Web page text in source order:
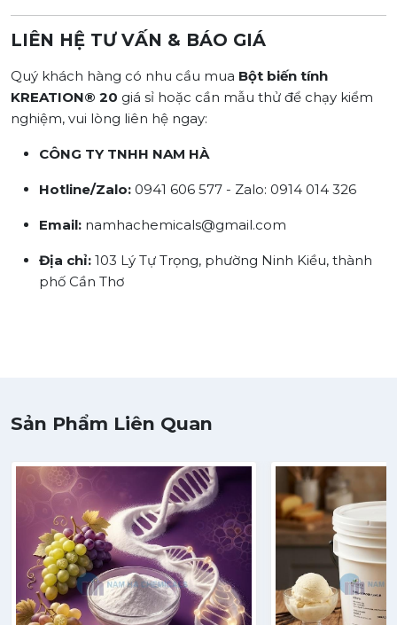
LIÊN HỆ TƯ VẤN & BÁO GIÁ
Quý khách hàng có nhu cầu mua Bột biến tính
KREATION® 20 giá sỉ hoặc cần mẫu thử để chạy kiểm
nghiệm, vui lòng liên hệ ngay:
CÔNG TY TNHH NAM HÀ
Hotline/Zalo: 0941 606 577 - Zalo: 0914 014 326
Email: namhachemicals@gmail.com
Địa chỉ: 103 Lý Tự Trọng, phường Ninh Kiều, thành
phố Cần Thơ
Sản Phẩm Liên Quan